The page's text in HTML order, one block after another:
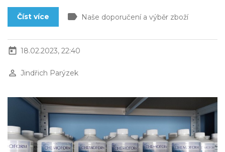
Číst více label Naše doporučení a výběr zboží
today 18.02.2023, 22:40
perm_identity Jindřich Parýzek